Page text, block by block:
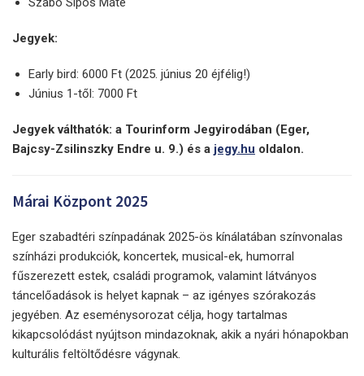
Jegyek:
Early bird: 6000 Ft (2025. június 20 éjfélig!)
Június 1-től: 7000 Ft
Jegyek válthatók: a Tourinform Jegyirodában (Eger,
Bajcsy-Zsilinszky Endre u. 9.) és a jegy.hu oldalon.
Márai Központ 2025
Eger szabadtéri színpadának 2025-ös kínálatában színvonalas
színházi produkciók, koncertek, musical-ek, humorral
fűszerezett estek, családi programok, valamint látványos
táncelőadások is helyet kapnak – az igényes szórakozás
jegyében. Az eseménysorozat célja, hogy tartalmas
kikapcsolódást nyújtson mindazoknak, akik a nyári hónapokban
kulturális feltöltődésre vágynak.